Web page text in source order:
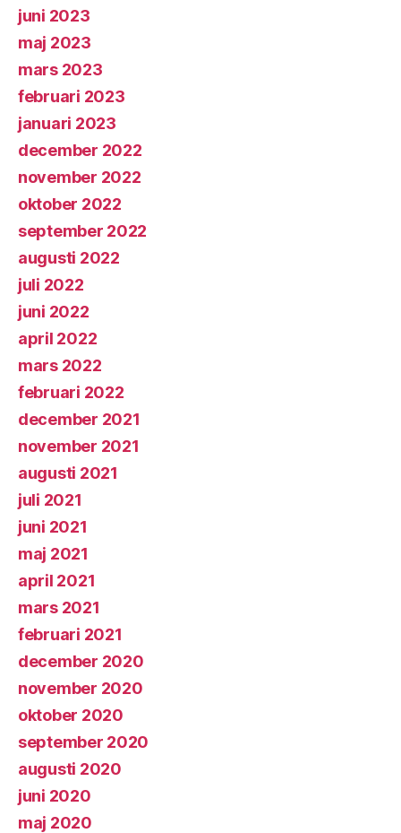
juni 2023
maj 2023
mars 2023
februari 2023
januari 2023
december 2022
november 2022
oktober 2022
september 2022
augusti 2022
juli 2022
juni 2022
april 2022
mars 2022
februari 2022
december 2021
november 2021
augusti 2021
juli 2021
juni 2021
maj 2021
april 2021
mars 2021
februari 2021
december 2020
november 2020
oktober 2020
september 2020
augusti 2020
juni 2020
maj 2020